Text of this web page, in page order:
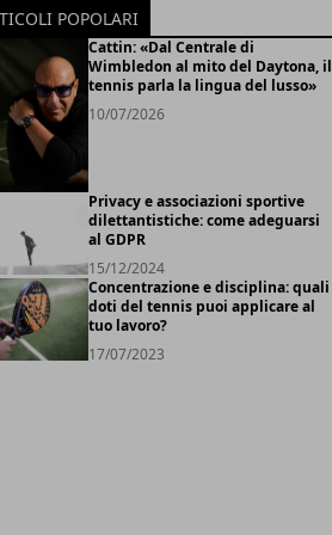
POPOLARI
Cattin: «Dal Centrale di
Wimbledon al mito del Daytona, il
tennis parla la lingua del lusso»
10/07/2026
Privacy e associazioni sportive
dilettantistiche: come adeguarsi
al GDPR
15/12/2024
Concentrazione e disciplina: quali
doti del tennis puoi applicare al
tuo lavoro?
17/07/2023